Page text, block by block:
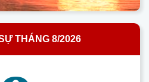
THÁNG 8/2026